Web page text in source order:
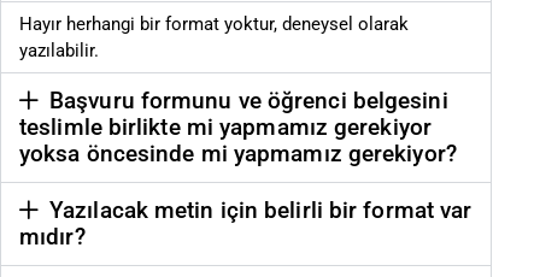
Hayır herhangi bir format yoktur, deneysel olarak
yazılabilir.
Başvuru formunu ve öğrenci belgesini
teslimle birlikte mi yapmamız gerekiyor
yoksa öncesinde mi yapmamız gerekiyor?
Yazılacak metin için belirli bir format var
mıdır?